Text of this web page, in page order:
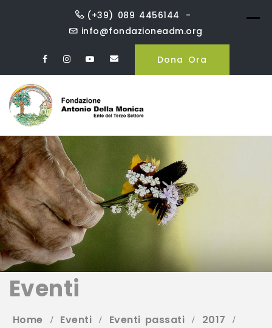
(+39) 089 4456144
info@fondazioneadm.org
Dona Ora
Eventi
Home Eventi Eventi passati
2017